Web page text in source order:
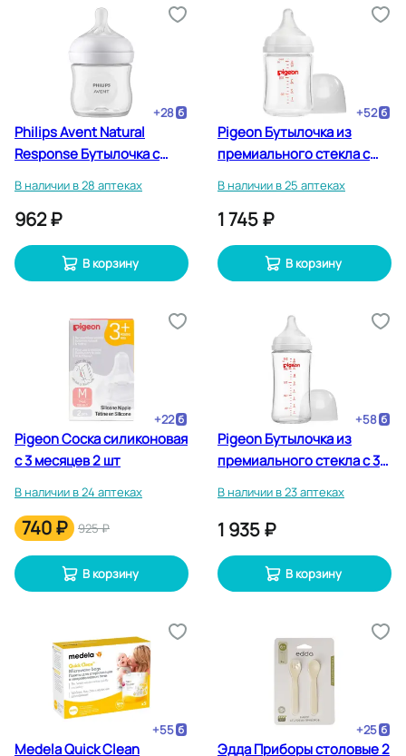
+28
Philips Avent Natural
Response Бутылочка с
рождения 125 мл
В наличии в 28 аптеках
962 ₽
В корзину
+52
Pigeon Бутылочка из
премиального стекла с
В наличии в 25 аптеках
1 745 ₽
В корзину
+22
Pigeon Соска силиконовая
с 3 месяцев 2 шт
В наличии в 24 аптеках
740 ₽ 925 ₽
В корзину
+58
Pigeon Бутылочка из
премиального стекла с 3
В наличии в 23 аптеках
1 935 ₽
В корзину
+55
Medela Quick Clean
+25
Эдда Приборы столовые 2